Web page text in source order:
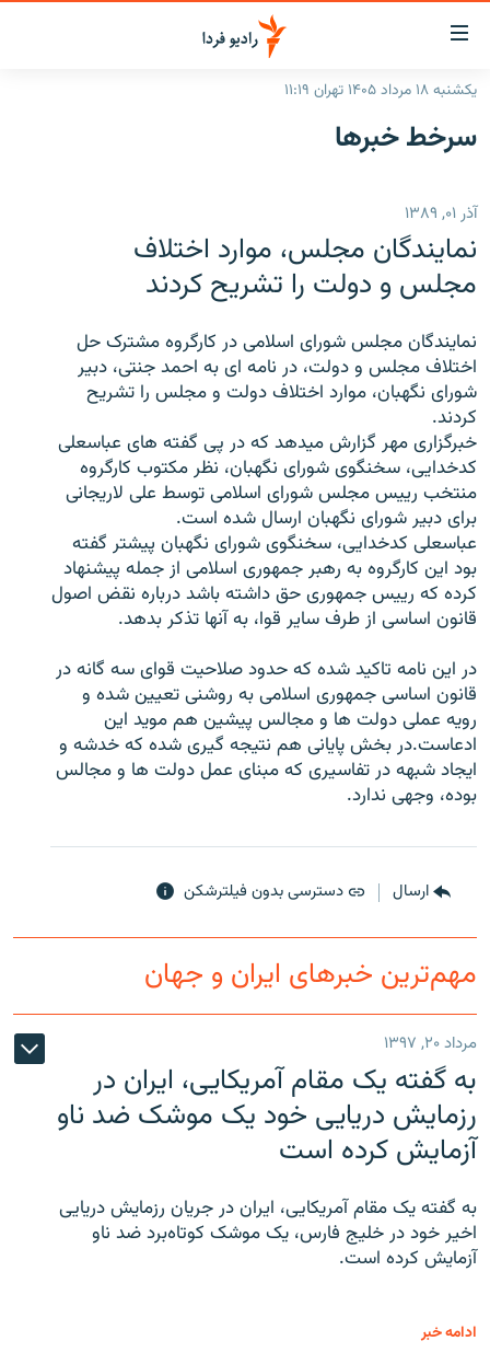
لینک‌های
قابلیت
دسترسی
بازگشت
اصلی
رفتن
صفحه
ایران
رادیو
انتخاب کنید و بشنوید
فرکانس‌ها
پادکست
گزارش‌های تصویری
گزارش‌های ویدئویی
زنان فردا
English
به ما بپیوندید
زبان‌های دیگر
یکشنبه ۱۸ مرداد ۱۴۰۵ تهران ۱۱:۱۹
سرخط‌ خبرها
آذر ۰۱, ۱۳۸۹
نمايندگان مجلس، موارد اختلاف
مجلس و دولت را تشريح کردند
نمايندگان مجلس شورای اسلامی در کارگروه مشترک حل
اختلاف مجلس و دولت، در نامه ای به احمد جنتی، دبير
شورای نگهبان، موارد اختلاف دولت و مجلس را تشريح
کردند.
خبرگزاری مهر گزارش ميدهد که در پی گفته های عباسعلی
کدخدايی، سخنگوی شورای نگهبان، نظر مکتوب کارگروه
منتخب رييس مجلس شورای اسلامی توسط علی لاريجانی
برای دبير شورای نگهبان ارسال شده است.
عباسعلی کدخدايی، سخنگوی شورای نگهبان پيشتر گفته
بود اين کارگروه به رهبر جمهوری اسلامی از جمله پيشنهاد
کرده که رييس جمهوری حق داشته باشد درباره نقض اصول
قانون اساسی از طرف ساير قوا، به آنها تذکر بدهد.
در اين نامه تاکيد شده که حدود صلاحيت قوای سه گانه در
قانون اساسی جمهوری اسلامی به روشنی تعيين شده و
رويه عملی دولت ها و مجالس پيشين هم مويد اين
ادعاست.در بخش پايانی هم نتيجه گيری شده که خدشه و
ايجاد شبهه در تفاسيری که مبنای عمل دولت ها و مجالس
بوده، وجهی ندارد.
ارسال دسترسی بدون فیلترشکن
مهم‌ترین خبرهای ایران و جهان
مرداد ۲۰, ۱۳۹۷
به گفته یک مقام آمریکایی، ایران در
رزمایش دریایی خود یک موشک ضد ناو
آزمایش کرده است
به گفته یک مقام آمریکایی، ایران در جریان رزمایش دریایی
اخیر خود در خلیج فارس، یک موشک کوتاه‌برد ضد ناو
آزمایش کرده است.
ادامه خبر